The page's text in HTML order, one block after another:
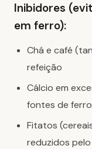
Inibidores
em ferro):
Chá e café
refeição
Cálcio em
fontes de ferro
Fitatos
reduzidos